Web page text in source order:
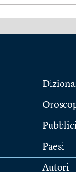
Paesi
Autori